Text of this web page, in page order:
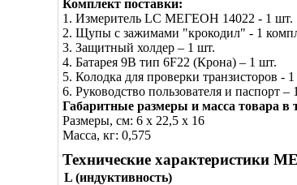
Комплект поставки:
1. Измеритель LC МЕГЕОН 14022 - 1 шт.
2. Щупы с зажимами "крокодил" - 1
3. Защитный холдер – 1 шт.
4. Батарея 9В тип 6F22 (Крона) – 1 шт.
5. Колодка для проверки транзисторов -
6. Руководство пользователя и паспорт –
Габаритные размеры и масса товара в
Размеры, см: 6 x 22,5 x 16
Масса, кг: 0,575
Технические характеристики
L (индуктивность)